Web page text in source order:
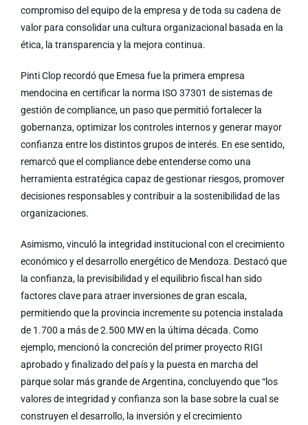
compromiso del equipo de la empresa y de toda su cadena de
valor para consolidar una cultura organizacional basada en la
ética, la transparencia y la mejora continua.
Pinti Clop recordó que Emesa fue la primera empresa
mendocina en certificar la norma ISO 37301 de sistemas de
gestión de compliance, un paso que permitió fortalecer la
gobernanza, optimizar los controles internos y generar mayor
confianza entre los distintos grupos de interés. En ese sentido,
remarcó que el compliance debe entenderse como una
herramienta estratégica capaz de gestionar riesgos, promover
decisiones responsables y contribuir a la sostenibilidad de las
organizaciones.
Asimismo, vinculó la integridad institucional con el crecimiento
económico y el desarrollo energético de Mendoza. Destacó que
la confianza, la previsibilidad y el equilibrio fiscal han sido
factores clave para atraer inversiones de gran escala,
permitiendo que la provincia incremente su potencia instalada
de 1.700 a más de 2.500 MW en la última década. Como
ejemplo, mencionó la concreción del primer proyecto RIGI
aprobado y finalizado del país y la puesta en marcha del
parque solar más grande de Argentina, concluyendo que “los
valores de integridad y confianza son la base sobre la cual se
construyen el desarrollo, la inversión y el crecimiento